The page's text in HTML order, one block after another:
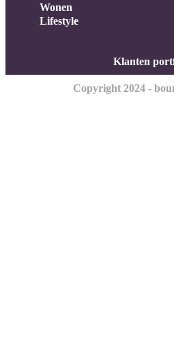
Wonen
Lifestyle
Klanten
Copyright 2024 -